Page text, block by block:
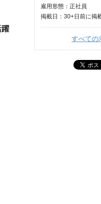
躍
雇用形態：正社員
掲載日： 30+日 前に掲
すべての